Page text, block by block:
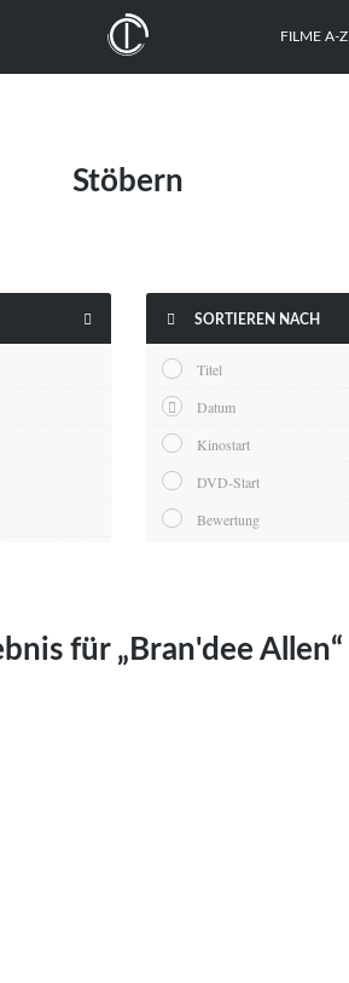
FILME A-Z
Stöbern
  SORTIEREN NACH
Titel
Datum
Kinostart
DVD-Start
Bewertung
für „Bran'dee Allen“